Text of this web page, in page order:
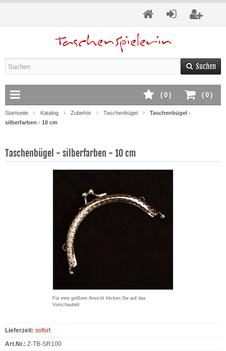
Suchen
( 0 )
( 0 )
Startseite Katalog Zubehör Taschenbügel
Taschenbügel -
silberfarben - 10 cm
Taschenbügel - silberfarben - 10 cm
Für eine größere Ansicht klicken Sie auf das
Vorschaubild
Lieferzeit: sofort
Art.Nr.: Z-TB-SR100